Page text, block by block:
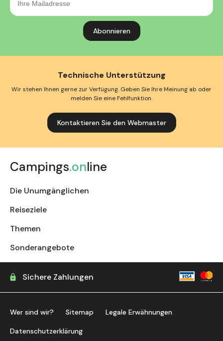
Mailadresse
Technische Unterstützung
Wir stehen Ihnen gerne zur Verfügung. Geben Sie Ihre Meinung ab oder
melden Sie eine Fehlfunktion.
Kontaktieren Sie den Webmaster
Campings.online
Die Unumgänglichen
Reiseziele
Themen
Sonderangebote
Sichere Zahlungen
Wer sind wir? Sitemap Legale Erwähnungen
Datenschutzerklärung